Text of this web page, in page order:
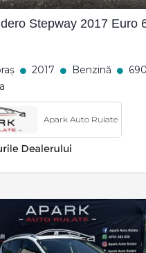
2017 Benzină
Apark Auto Rulate